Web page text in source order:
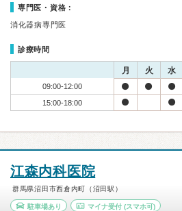
専門医・資格：
消化器病専門医
診療時間
月 火 水
09:00-12:00
15:00-18:00
江森内科医院
群馬県沼田市西倉内町（沼田駅）
駐車場あり マイナ受付(スマホ可)